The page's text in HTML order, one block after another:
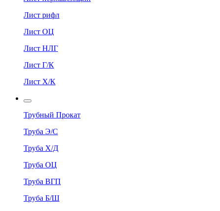
Лист рифл
Лист ОЦ
Лист НЛГ
Лист Г/К
Лист Х/К
Трубный Прокат
Труба Э/С
Труба Х/Д
Труба ОЦ
Труба ВГП
Труба Б/Ш